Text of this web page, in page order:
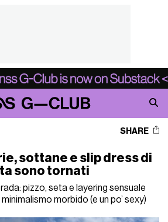
SHARE
sottane e slip dress di
sono tornati
pizzo, seta e layering sensuale
morbido (e un po’ sexy)